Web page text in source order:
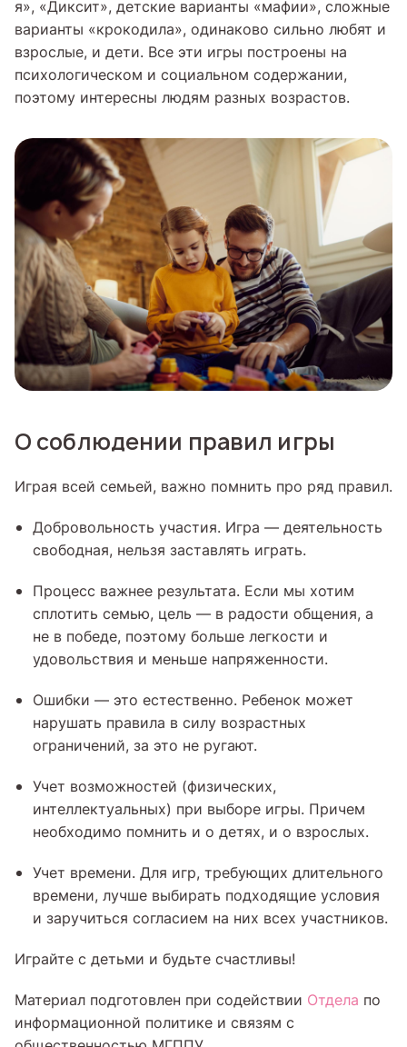
я», «Диксит», детские варианты «мафии», сложные
варианты «крокодила», одинаково сильно любят и
взрослые, и дети. Все эти игры построены на
психологическом и социальном содержании,
поэтому интересны людям разных возрастов.
О соблюдении правил игры
Играя всей семьей, важно помнить про ряд правил.
Добровольность участия. Игра — деятельность
свободная, нельзя заставлять играть.
Процесс важнее результата. Если мы хотим
сплотить семью, цель — в радости общения, а
не в победе, поэтому больше легкости и
удовольствия и меньше напряженности.
Ошибки — это естественно. Ребенок может
нарушать правила в силу возрастных
ограничений, за это не ругают.
Учет возможностей (физических,
интеллектуальных) при выборе игры. Причем
необходимо помнить и о детях, и о взрослых.
Учет времени. Для игр, требующих длительного
времени, лучше выбирать подходящие условия
и заручиться согласием на них всех участников.
Играйте с детьми и будьте счастливы!
Материал подготовлен при содействии Отдела по
информационной политике и связям с